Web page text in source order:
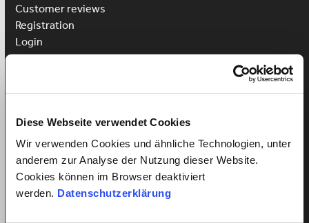
Diese Webseite verwendet Cookies
Wir verwenden Cookies und ähnliche Technologien, unter
anderem zur Analyse der Nutzung dieser Website.
Cookies können im Browser deaktiviert
werden. Datenschutzerklärung
Customer reviews
Registration
Login
Employee registration
Employee login
Win a Language Course